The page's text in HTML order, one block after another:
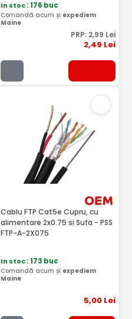
In stoc: 176 buc
Comandă acum și expediem
Maine
PRP: 2,99 Lei
2,49 Lei
Cablu FTP Cat5e Cupru, cu
alimentare 2x0.75 si Sufa - PSS
FTP-A-2X075
In stoc: 173 buc
Comandă acum și expediem
Maine
5,00 Lei